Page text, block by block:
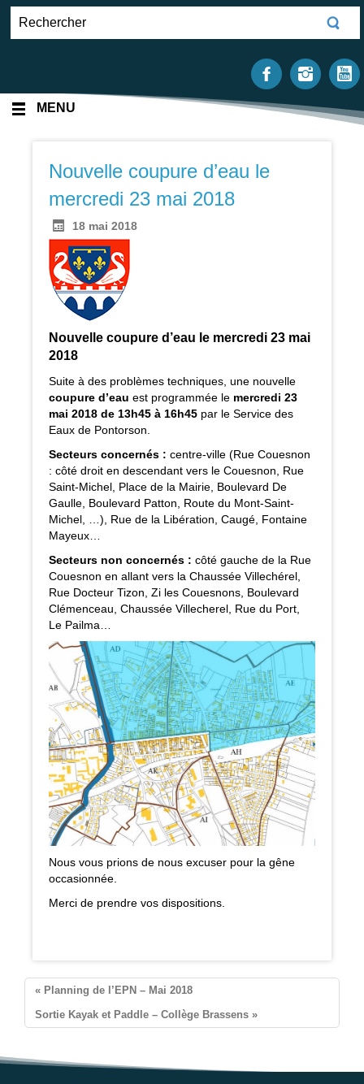
MENU
Nouvelle coupure d’eau le
mercredi 23 mai 2018
18 mai 2018
Nouvelle coupure d’eau le mercredi 23 mai
2018
Suite à des problèmes techniques, une nouvelle
coupure d’eau est programmée le mercredi 23
mai 2018 de 13h45 à 16h45 par le Service des
Eaux de Pontorson.
Secteurs concernés : centre-ville (Rue Couesnon
: côté droit en descendant vers le Couesnon, Rue
Saint-Michel, Place de la Mairie, Boulevard De
Gaulle, Boulevard Patton, Route du Mont-Saint-
Michel, …), Rue de la Libération, Caugé, Fontaine
Mayeux…
Secteurs non concernés : côté gauche de la Rue
Couesnon en allant vers la Chaussée Villechérel,
Rue Docteur Tizon, Zi les Couesnons, Boulevard
Clémenceau, Chaussée Villecherel, Rue du Port,
Le Pailma…
Nous vous prions de nous excuser pour la gêne
occasionnée.
Merci de prendre vos dispositions.
« Planning de l’EPN – Mai 2018
Sortie Kayak et Paddle – Collège Brassens »